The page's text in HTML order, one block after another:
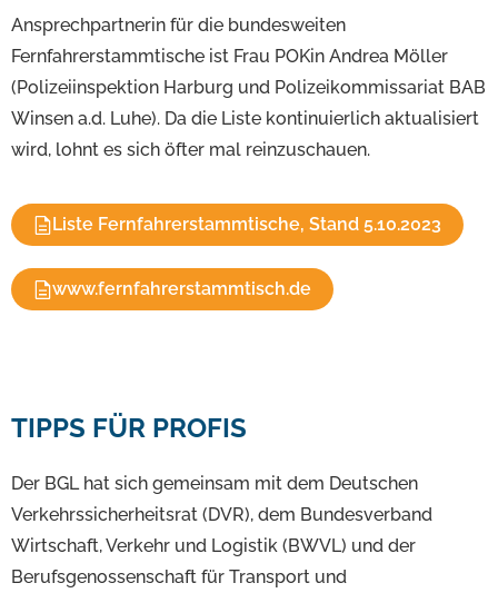
Ansprechpartnerin für die bundesweiten
Fernfahrerstammtische ist Frau POKin Andrea Möller
(Polizeiinspektion Harburg und Polizeikommissariat BAB
Winsen a.d. Luhe). Da die Liste kontinuierlich aktualisiert
wird, lohnt es sich öfter mal reinzuschauen.
Liste Fernfahrerstammtische, Stand 5.10.2023
www.fernfahrerstammtisch.de
TIPPS FÜR PROFIS
Der BGL hat sich gemeinsam mit dem Deutschen
Verkehrssicherheitsrat (DVR), dem Bundesverband
Wirtschaft, Verkehr und Logistik (BWVL) und der
Berufsgenossenschaft für Transport und